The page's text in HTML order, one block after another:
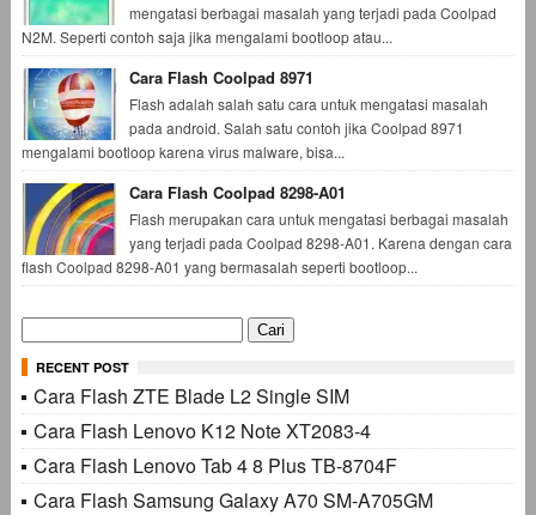
mengatasi berbagai masalah yang terjadi pada Coolpad
N2M. Seperti contoh saja jika mengalami bootloop atau...
Cara Flash Coolpad 8971
Flash adalah salah satu cara untuk mengatasi masalah
pada android. Salah satu contoh jika Coolpad 8971
mengalami bootloop karena virus malware, bisa...
Cara Flash Coolpad 8298-A01
Flash merupakan cara untuk mengatasi berbagai masalah
yang terjadi pada Coolpad 8298-A01. Karena dengan cara
flash Coolpad 8298-A01 yang bermasalah seperti bootloop...
Cari
untuk:
RECENT POST
Cara Flash ZTE Blade L2 Single SIM
Cara Flash Lenovo K12 Note XT2083-4
Cara Flash Lenovo Tab 4 8 Plus TB-8704F
Cara Flash Samsung Galaxy A70 SM-A705GM